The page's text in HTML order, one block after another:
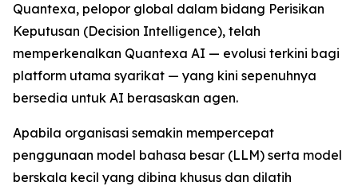
Quantexa, pelopor global dalam bidang Perisikan
Keputusan (Decision Intelligence), telah
memperkenalkan Quantexa AI — evolusi terkini bagi
platform utama syarikat — yang kini sepenuhnya
bersedia untuk AI berasaskan agen.
Apabila organisasi semakin mempercepat
penggunaan model bahasa besar (LLM) serta model
berskala kecil yang dibina khusus dan dilatih